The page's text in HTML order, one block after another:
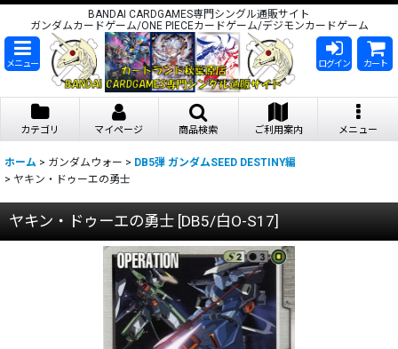
BANDAI CARDGAMES専門シングル通販サイト
ガンダムカードゲーム/ONE PIECEカードゲーム/デジモンカードゲーム
メニュー ログイン カート
カテゴリ マイページ 商品検索 ご利用案内 メニュー
ホーム > ガンダムウォー > DB5弾 ガンダムSEED DESTINY編
> ヤキン・ドゥーエの勇士
ヤキン・ドゥーエの勇士 [DB5/白O-S17]